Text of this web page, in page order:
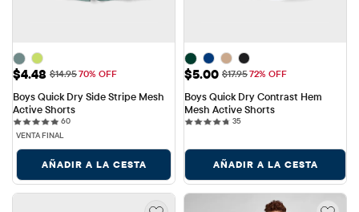
Precio de venta: $4.48
$4.48 Precio original: $14.95
$14.9570% OFF
Boys Quick Dry Side Stripe Mesh
Active Shorts
6060 reviews
VENTA FINAL
AÑADIR A LA CESTA
Precio de venta: $5.00
$5.00 Precio original: $17.95
$17.9572% OFF
Boys Quick Dry Contrast Hem
Mesh Active Shorts
3535 reviews
AÑADIR A LA CESTA